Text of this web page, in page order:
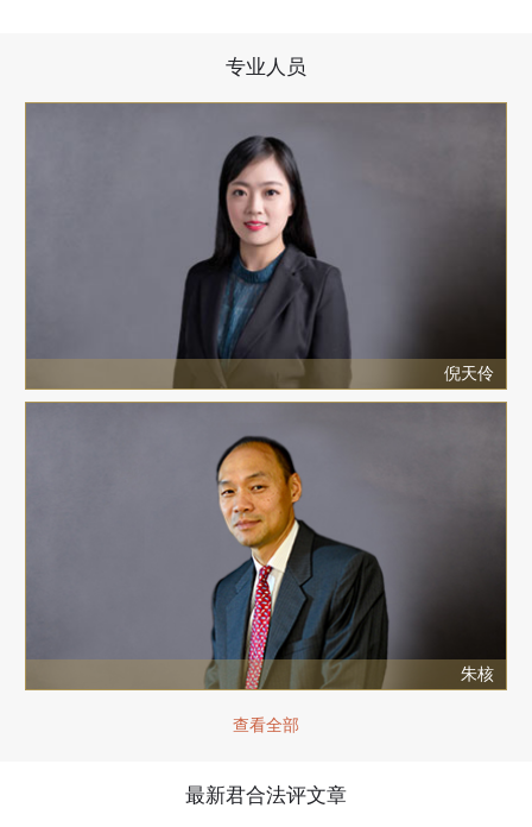
专业人员
倪天伶
朱核
查看全部
最新君合法评文章